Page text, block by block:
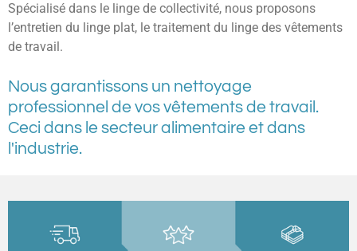
Spécialisé dans le linge de collectivité, nous proposons
l’entretien du linge plat, le traitement du linge des vêtements
de travail.
Nous garantissons un nettoyage
professionnel de vos vêtements de travail.
Ceci dans le secteur alimentaire et dans
l'industrie.